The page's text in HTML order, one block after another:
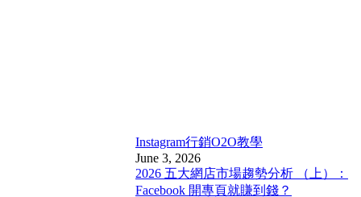
Instagram行銷O2O教學
June 3, 2026
2026 五大網店市場趨勢分析 （上）：
Facebook 開專頁就賺到錢？